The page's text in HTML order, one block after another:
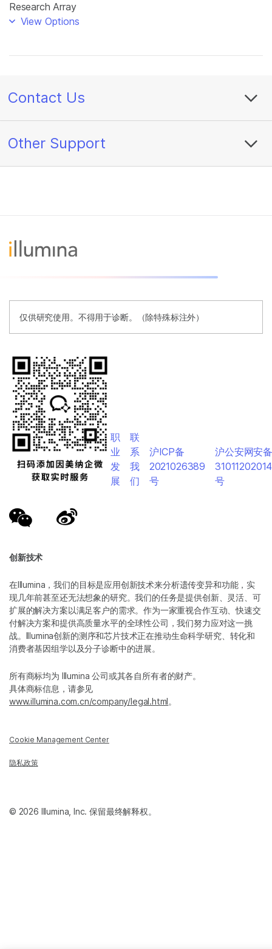
Research Array
View Options
Contact Us
Other Support
仅供研究使用。不得用于诊断。（除特殊标注外）
创新技术
在Illumina，我们的目标是应用创新技术来分析遗传变异和功能，实
现几年前甚至还无法想象的研究。我们的任务是提供创新、灵活、可
扩展的解决方案以满足客户的需求。作为一家重视合作互动、快速交
付解决方案和提供高质量水平的全球性公司，我们努力应对这一挑
战。Illumina创新的测序和芯片技术正在推动生命科学研究、转化和
消费者基因组学以及分子诊断中的进展。
所有商标均为 Illumina 公司或其各自所有者的财产。
具体商标信息，请参见
www.illumina.com.cn/company/legal.html。
Cookie Management Center
隐私政策
职
业
发
展
联
系
我
们
沪ICP备
2021026389
号
沪公安网安
号
© 2026 Illumina, Inc. 保留最终解释权。